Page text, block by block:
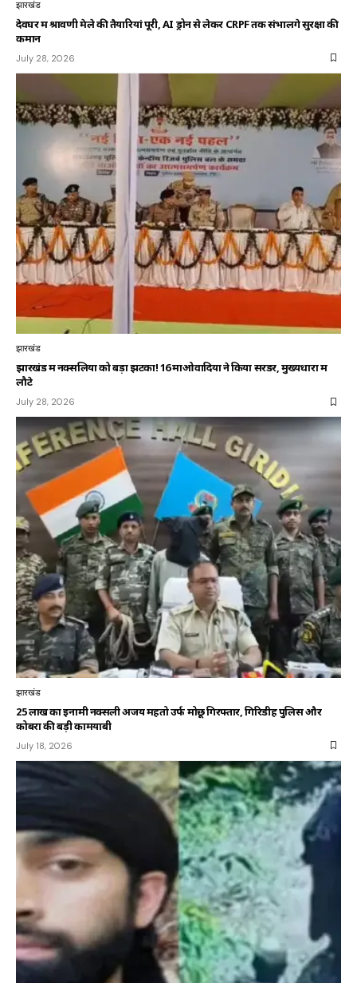
झारखंड
देवघर में श्रावणी मेले की तैयारियां पूरी, AI ड्रोन से लेकर CRPF तक संभालेंगे सुरक्षा की
कमान
July 28, 2026
झारखंड
झारखंड में नक्सलियों को बड़ा झटका! 16 माओवादियों ने किया सरेंडर, मुख्यधारा में
लौटे
July 28, 2026
झारखंड
25 लाख का इनामी नक्सली अजय महतो उर्फ मोछू गिरफ्तार, गिरिडीह पुलिस और
कोबरा की बड़ी कामयाबी
July 18, 2026